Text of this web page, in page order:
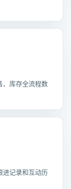
、库存全流程数
进记录和互动历